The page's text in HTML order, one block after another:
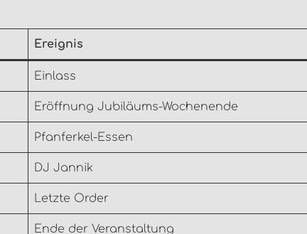
Ereignis
Einlass
Eröffnung Jubiläums-Wochenende
Pfanferkel-Essen
DJ Jannik
Letzte Order
Ende der Veranstaltung